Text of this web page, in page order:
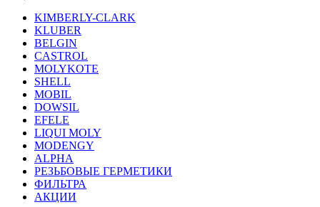
KIMBERLY-CLARK
KLUBER
BELGIN
CASTROL
MOLYKOTE
SHELL
MOBIL
DOWSIL
EFELE
LIQUI MOLY
MODENGY
ALPHA
РЕЗЬБОВЫЕ ГЕРМЕТИКИ
ФИЛЬТРА
АКЦИИ